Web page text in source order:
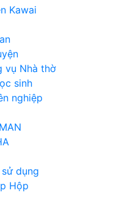
Kawai
vụ Nhà thờ
sinh
nghiệp
dụng
Hộp